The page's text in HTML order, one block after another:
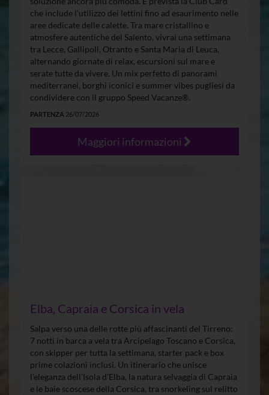
che include l’utilizzo dei lettini fino ad esaurimento nelle
aree dedicate delle calette. Tra mare cristallino e
atmosfere autentiche del Salento, vivrai una settimana
tra Lecce, Gallipoli, Otranto e Santa Maria di Leuca,
alternando giornate di relax, escursioni sul mare e
serate tutte da vivere. Un mix perfetto di panorami
mediterranei, borghi iconici e summer vibes pugliesi da
condividere con il gruppo Speed Vacanze®.
PARTENZA 26/07/2026
Maggiori informazioni
Elba, Capraia e Corsica in vela
Salpa verso una delle rotte più affascinanti del Tirreno:
7 notti in barca a vela tra Arcipelago Toscano e Corsica,
con skipper per tutta la settimana, starter pack e box
prime colazioni inclusi. Un itinerario che unisce
l’eleganza dell’Isola d’Elba, la natura selvaggia di Capraia
e le baie scoscese della Corsica, tra snorkeling sul relitto